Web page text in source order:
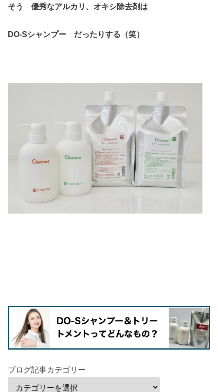
そう 優秀なアルカリ、オキシ除去剤は
DO-Sシャンプー だったりする（笑）
ブログ記事カテゴリー